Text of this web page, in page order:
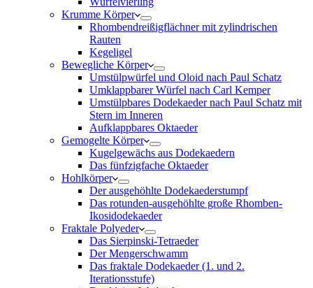
Krumme Körper
Rhombendreißigflächner mit zylindrischen
Rauten
Kegeligel
Bewegliche Körper
Umstülpwürfel und Oloid nach Paul Schatz
Umklappbarer Würfel nach Carl Kemper
Umstülpbares Dodekaeder nach Paul Schatz mit
Stern im Inneren
Aufklappbares Oktaeder
Gemogelte Körper
Kugelgewächs aus Dodekaedern
Das fünfzigfache Oktaeder
Hohlkörper
Der ausgehöhlte Dodekaederstumpf
Das rotunden-ausgehöhlte große Rhomben-
Ikosidodekaeder
Fraktale Polyeder
Das Sierpinski-Tetraeder
Der Mengerschwamm
Das fraktale Dodekaeder (1. und 2.
Iterationsstufe)